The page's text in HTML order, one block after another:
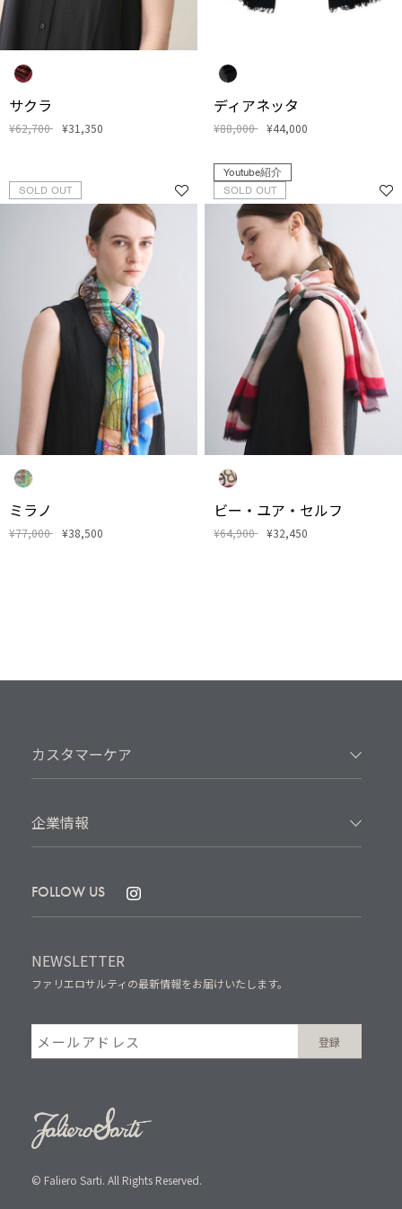
サクラ
¥62,700 ¥31,350
ディアネッタ
¥88,000 ¥44,000
SOLD OUT
ミラノ
¥77,000 ¥38,500
Youtube紹介
SOLD OUT
ビー・ユア・セルフ
¥64,900 ¥32,450
カスタマーケア
企業情報
FOLLOW US
NEWSLETTER
ファリエロサルティの最新情報をお届けいたします。
© Faliero Sarti. All Rights Reserved.